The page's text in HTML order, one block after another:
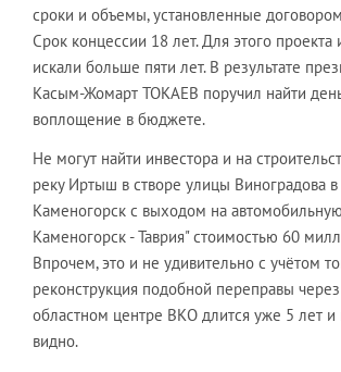
сроки и объемы, установленные
Срок концессии 18 лет. Для этого проекта
искали больше пяти лет. В результате
Касым-Жомарт ТОКАЕВ поручил найти
воплощение в бюджете.
Не могут найти инвестора и на
реку Иртыш в створе улицы Виноградова в
Каменогорск с выходом на
Каменогорск - Таврия" стоимостью 60
Впрочем, это и не удивительно с учётом
реконструкция подобной переправы
областном центре ВКО длится уже 5 лет и
видно.